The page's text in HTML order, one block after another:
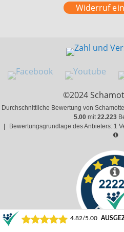
Widerruf
©2024
Durchschnittliche Bewertung von
5.00 mit22.223
Bewertungsgrundlage des Anbieters: 1